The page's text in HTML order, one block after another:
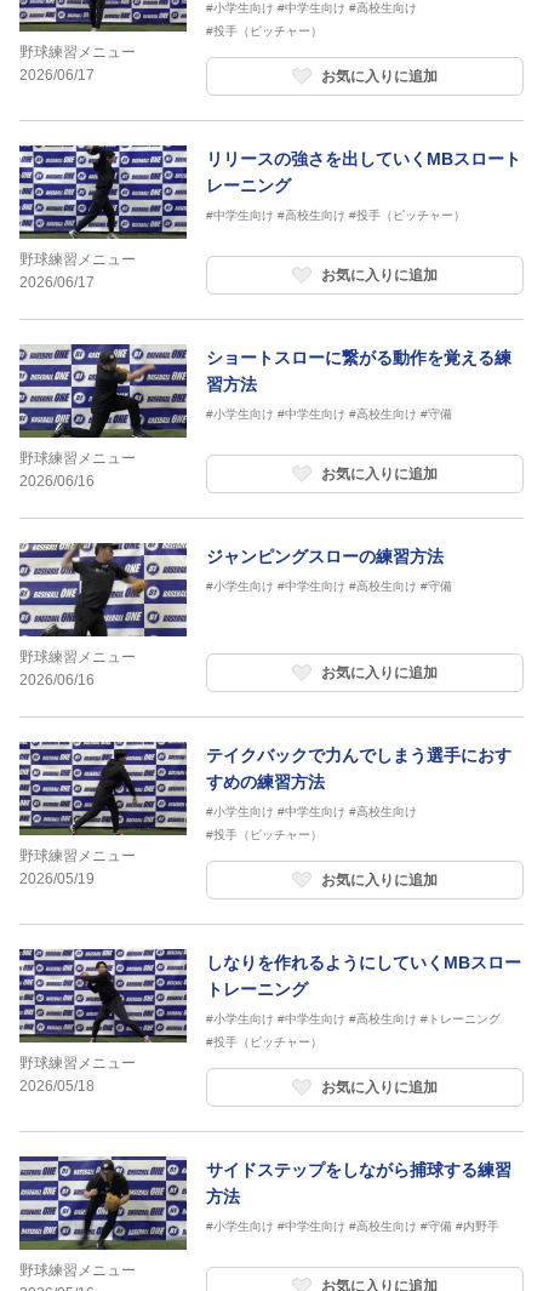
野球練習メニュー
2026/06/17
#小学生向け #中学生向け #高校生向け
#投手（ピッチャー）
お気に入りに追加
野球練習メニュー
2026/06/17
リリースの強さを出していくMBスロート
レーニング
#中学生向け #高校生向け #投手（ピッチャー）
お気に入りに追加
野球練習メニュー
2026/06/16
ショートスローに繋がる動作を覚える練
習方法
#小学生向け #中学生向け #高校生向け #守備
お気に入りに追加
野球練習メニュー
2026/06/16
ジャンピングスローの練習方法
#小学生向け #中学生向け #高校生向け #守備
お気に入りに追加
野球練習メニュー
2026/05/19
テイクバックで力んでしまう選手におす
すめの練習方法
#小学生向け #中学生向け #高校生向け
#投手（ピッチャー）
お気に入りに追加
野球練習メニュー
2026/05/18
しなりを作れるようにしていくMBスロー
トレーニング
#小学生向け #中学生向け #高校生向け #トレーニング
#投手（ピッチャー）
お気に入りに追加
野球練習メニュー
サイドステップをしながら捕球する練習
方法
#小学生向け #中学生向け #高校生向け #守備 #内野手
お気に入りに追加